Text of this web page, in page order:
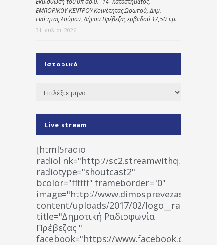
ΕΜΠΟΡΙΚΟΥ ΚΕΝΤΡΟΥ Κοινότητας Ωρωπού, Δημ.
Ενότητας Λούρου, Δήμου Πρέβεζας εμβαδού 17,50 τ.μ.
31 Ιουλίου 2026
Ιστορικό
Ιστορικό
Live stream
[html5radio
radiolink="http://
radiotype="shoutcast2"
bcolor="ffffff" frameborder="0"
image="http://www.dimosprevezas.gr/wp-
content/uploads/2017/02/
title="Δημοτική Ραδιοφωνία
Πρέβεζας "
facebook="https://www.facebook.com/